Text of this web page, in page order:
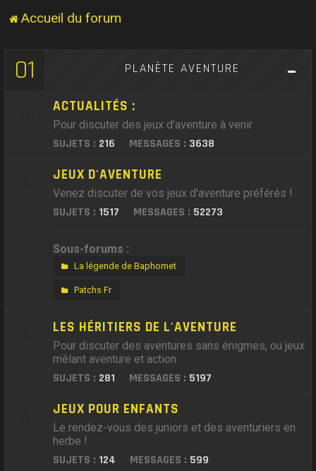
Accueil du forum
01 PLANÈTE AVENTURE
ACTUALITÉS :
Pour discuter des jeux d'aventure à venir
SUJETS : 216 MESSAGES : 3638
JEUX D'AVENTURE
Venez discuter de vos jeux d'aventure préférés !
SUJETS : 1517 MESSAGES : 52273
Sous-forums :
La légende de Baphomet
Patchs Fr
LES HÉRITIERS DE L'AVENTURE
Pour discuter des aventures sans énigmes, ou jeux
mêlant aventure et action
SUJETS : 281 MESSAGES : 5197
JEUX POUR ENFANTS
Le rendez-vous des juniors et des aventuriers en
herbe !
SUJETS : 124 MESSAGES : 599